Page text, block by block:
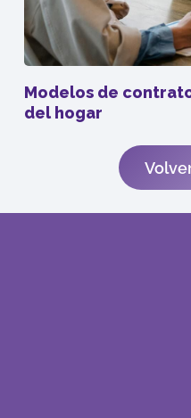
Modelos de
del hogar